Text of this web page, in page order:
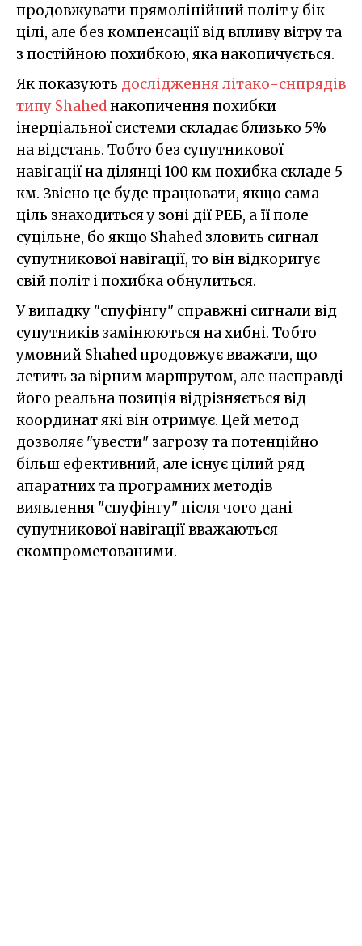
продовжувати прямолінійний політ у бік
цілі, але без компенсації від впливу вітру та
з постійною похибкою, яка накопичується.
Як показують дослідження літако-снпрядів
типу Shahedнакопичення похибки
інерціальної системи складає близько 5%
на відстань. Тобто без супутникової
навігації на ділянці 100 км похибка складе 5
км. Звісно це буде працювати, якщо сама
ціль знаходиться у зоні дії РЕБ, а її поле
суцільне, бо якщо Shahed зловить сигнал
супутникової навігації, то він відкоригує
свій політ і похибка обнулиться.
У випадку "спуфінгу" справжні сигнали від
супутників замінюються на хибні. Тобто
умовний Shahed продовжує вважати, що
летить за вірним маршрутом, але насправді
його реальна позиція відрізняється від
координат які він отримує. Цей метод
дозволяє "увести" загрозу та потенційно
більш ефективний, але існує цілий ряд
апаратних та програмних методів
виявлення "спуфінгу" після чого дані
супутникової навігації вважаються
скомпрометованими.